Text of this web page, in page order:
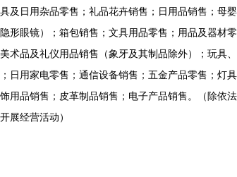
及日用杂品零售；礼品花卉销售；日用品销售；母
形眼镜）；箱包销售；文具用品零售；用品及器材
术品及礼仪用品销售（象牙及其制品除外）；玩具
日用家电零售；通信设备销售；五金产品零售；灯
用品销售；皮革制品销售；电子产品销售。（除依
展经营活动）